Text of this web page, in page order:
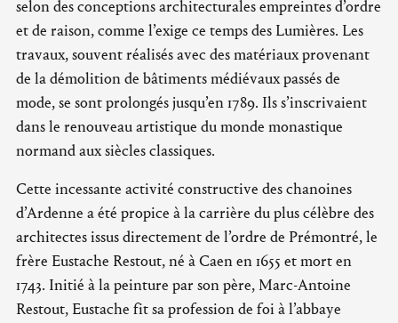
selon des conceptions architecturales empreintes d’ordre
et de raison, comme l’exige ce temps des Lumières. Les
travaux, souvent réalisés avec des matériaux provenant
de la démolition de bâtiments médiévaux passés de
mode, se sont prolongés jusqu’en 1789. Ils s’inscrivaient
dans le renouveau artistique du monde monastique
normand aux siècles classiques.
Cette incessante activité constructive des chanoines
d’Ardenne a été propice à la carrière du plus célèbre des
architectes issus directement de l’ordre de Prémontré, le
frère Eustache Restout, né à Caen en 1655 et mort en
1743. Initié à la peinture par son père, Marc-Antoine
Restout, Eustache fit sa profession de foi à l’abbaye